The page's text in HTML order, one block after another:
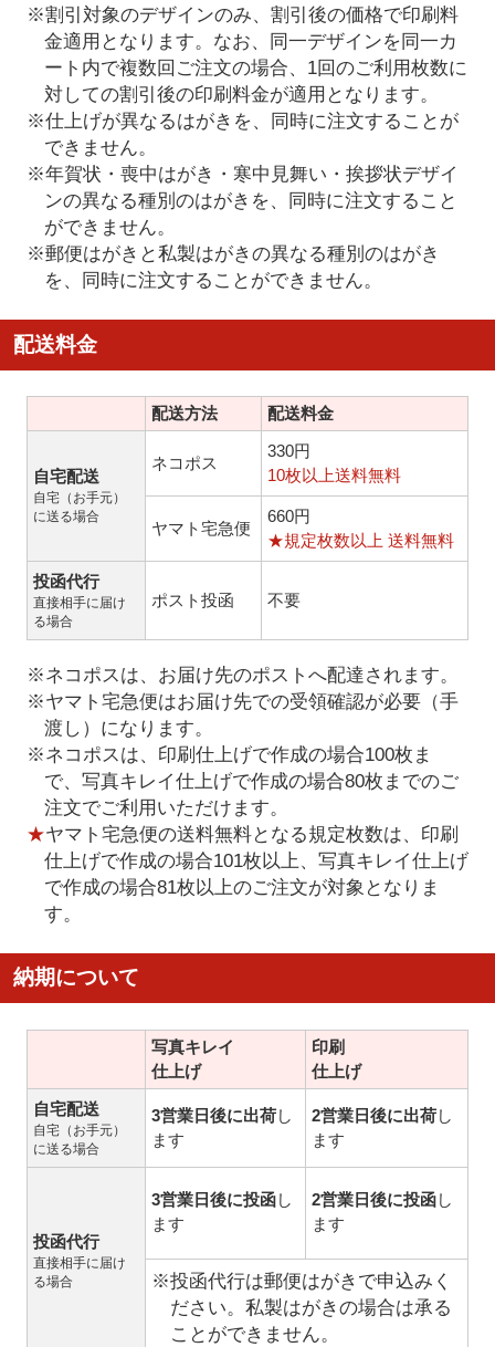
※割引対象のデザインのみ、割引後の価格で印刷料
金適用となります。なお、同一デザインを同一カ
ート内で複数回ご注文の場合、1回のご利用枚数に
対しての割引後の印刷料金が適用となります。
※仕上げが異なるはがきを、同時に注文することが
できません。
※年賀状・喪中はがき・寒中見舞い・挨拶状デザイ
ンの異なる種別のはがきを、同時に注文すること
ができません。
※郵便はがきと私製はがきの異なる種別のはがき
を、同時に注文することができません。
配送料金
配送方法 配送料金
自宅配送
自宅（お手元）
に送る場合
ネコポス
330円
10枚以上送料無料
ヤマト宅急便
660円
★規定枚数以上 送料無料
投函代行
直接相手に届け
る場合
ポスト投函 不要
※ネコポスは、お届け先のポストへ配達されます。
※ヤマト宅急便はお届け先での受領確認が必要（手
渡し）になります。
※ネコポスは、印刷仕上げで作成の場合100枚ま
で、写真キレイ仕上げで作成の場合80枚までのご
注文でご利用いただけます。
★ヤマト宅急便の送料無料となる規定枚数は、印刷
仕上げで作成の場合101枚以上、写真キレイ仕上げ
で作成の場合81枚以上のご注文が対象となりま
す。
納期について
写真キレイ
仕上げ
印刷
仕上げ
自宅配送
自宅（お手元）
に送る場合
3営業日後に出荷し
ます
2営業日後に出荷し
ます
投函代行
直接相手に届け
る場合
3営業日後に投函し
ます
2営業日後に投函し
ます
※投函代行は郵便はがきで申込みく
ださい。私製はがきの場合は承る
ことができません。